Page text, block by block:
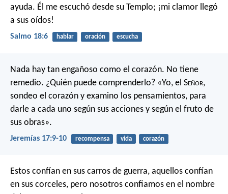
ayuda. Él me escuchó desde su Templo; ¡mi clamor llegó
a sus oídos!
Salmo 18:6 hablar oración escucha
Nada hay tan engañoso como el corazón. No tiene
remedio. ¿Quién puede comprenderlo? «Yo, el Señor,
sondeo el corazón y examino los pensamientos, para
darle a cada uno según sus acciones y según el fruto de
sus obras».
Jeremías 17:9-10 recompensa vida corazón
Estos confían en sus carros de guerra, aquellos confían
en sus corceles, pero nosotros confiamos en el nombre